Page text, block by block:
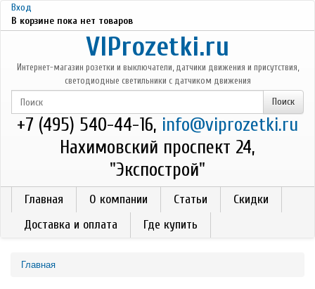
Перейти к основному содержанию
Вход
В корзине пока нет товаров
VIProzetki.ru
Интернет-магазин розетки и выключатели, датчики движения и присутствия,
светодиодные светильники с датчиком движения
+7 (495) 540-44-16, info@viprozetki.ru
Нахимовский проспект 24,
"Экспострой"
Главная О компании Статьи
Скидки
Доставка и оплата
Где купить
Главная